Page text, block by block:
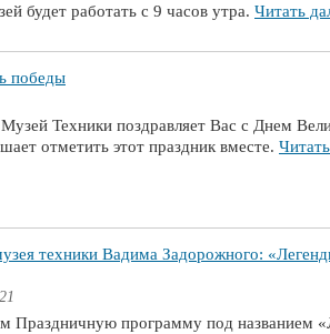
будет работать с 9 часов утра. Читать
победы
Техники поздравляет Вас с Днем
отметить этот праздник вместе.
техники Вадима Задорожного:
Праздничную программу под названием